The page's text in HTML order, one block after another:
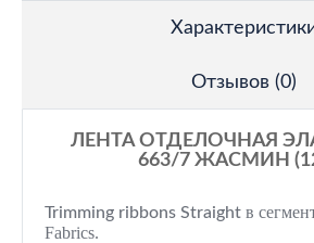
Отзывов (0)
ЛЕНТА ОТДЕЛОЧНАЯ
663/7 ЖАСМИН
Trimming ribbons Straight в
Fabrics.